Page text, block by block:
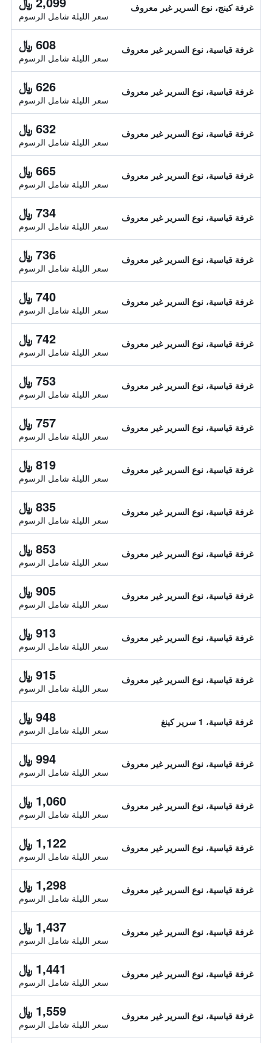
غرفة كينج، نوع السرير غير معروف
سعر الليلة شامل الرسوم
غرفة قياسية، نوع السرير غير معروف 608 ﷼
سعر الليلة شامل الرسوم
غرفة قياسية، نوع السرير غير معروف 626 ﷼
سعر الليلة شامل الرسوم
غرفة قياسية، نوع السرير غير معروف 632 ﷼
سعر الليلة شامل الرسوم
غرفة قياسية، نوع السرير غير معروف 665 ﷼
سعر الليلة شامل الرسوم
غرفة قياسية، نوع السرير غير معروف 734 ﷼
سعر الليلة شامل الرسوم
غرفة قياسية، نوع السرير غير معروف 736 ﷼
سعر الليلة شامل الرسوم
غرفة قياسية، نوع السرير غير معروف 740 ﷼
سعر الليلة شامل الرسوم
غرفة قياسية، نوع السرير غير معروف 742 ﷼
سعر الليلة شامل الرسوم
غرفة قياسية، نوع السرير غير معروف 753 ﷼
سعر الليلة شامل الرسوم
غرفة قياسية، نوع السرير غير معروف 757 ﷼
سعر الليلة شامل الرسوم
غرفة قياسية، نوع السرير غير معروف 819 ﷼
سعر الليلة شامل الرسوم
غرفة قياسية، نوع السرير غير معروف 835 ﷼
سعر الليلة شامل الرسوم
غرفة قياسية، نوع السرير غير معروف 853 ﷼
سعر الليلة شامل الرسوم
غرفة قياسية، نوع السرير غير معروف 905 ﷼
سعر الليلة شامل الرسوم
غرفة قياسية، نوع السرير غير معروف 913 ﷼
سعر الليلة شامل الرسوم
غرفة قياسية، نوع السرير غير معروف 915 ﷼
سعر الليلة شامل الرسوم
غرفة قياسية، 1 سرير كينغ 948 ﷼
سعر الليلة شامل الرسوم
غرفة قياسية، نوع السرير غير معروف 994 ﷼
سعر الليلة شامل الرسوم
غرفة قياسية، نوع السرير غير معروف 1,060 ﷼
سعر الليلة شامل الرسوم
غرفة قياسية، نوع السرير غير معروف 1,122 ﷼
سعر الليلة شامل الرسوم
غرفة قياسية، نوع السرير غير معروف 1,298 ﷼
سعر الليلة شامل الرسوم
غرفة قياسية، نوع السرير غير معروف 1,437 ﷼
سعر الليلة شامل الرسوم
غرفة قياسية، نوع السرير غير معروف 1,441 ﷼
سعر الليلة شامل الرسوم
غرفة قياسية، نوع السرير غير معروف 1,559 ﷼
سعر الليلة شامل الرسوم